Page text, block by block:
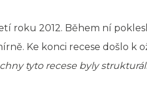
roku 2012. Během ní
Ke konci recese došlo k
tyto recese byly